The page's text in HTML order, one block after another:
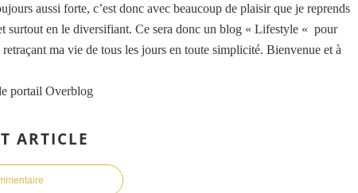
aussi forte, c’est donc avec beaucoup de plaisir que je reprends
surtout en le diversifiant. Ce sera donc un blog « Lifestyle « pour
ma vie de tous les jours en toute simplicité. Bienvenue et à
portail Overblog
ARTICLE